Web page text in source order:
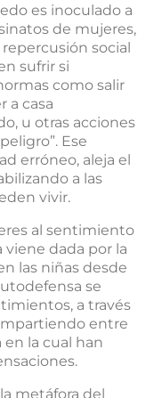
es inoculado a
de mujeres,
social
sufrir si
como salir
a casa
u otras acciones
Ese
erróneo, aleja el
a las
vivir.
al sentimiento
viene dada por la
las niñas desde
se
a través
entre
en la cual han
metáfora del